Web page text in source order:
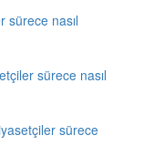
sürece nasıl
sürece nasıl
sürece